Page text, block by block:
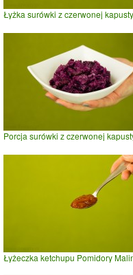
Łyżka surówki z czerwonej
Porcja surówki z czerwonej
Łyżeczka ketchupu Pomidory